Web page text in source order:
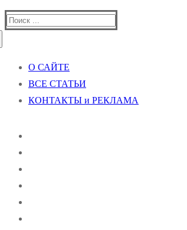
Найти:
О САЙТЕ
ВСЕ СТАТЬИ
КОНТАКТЫ и РЕКЛАМА